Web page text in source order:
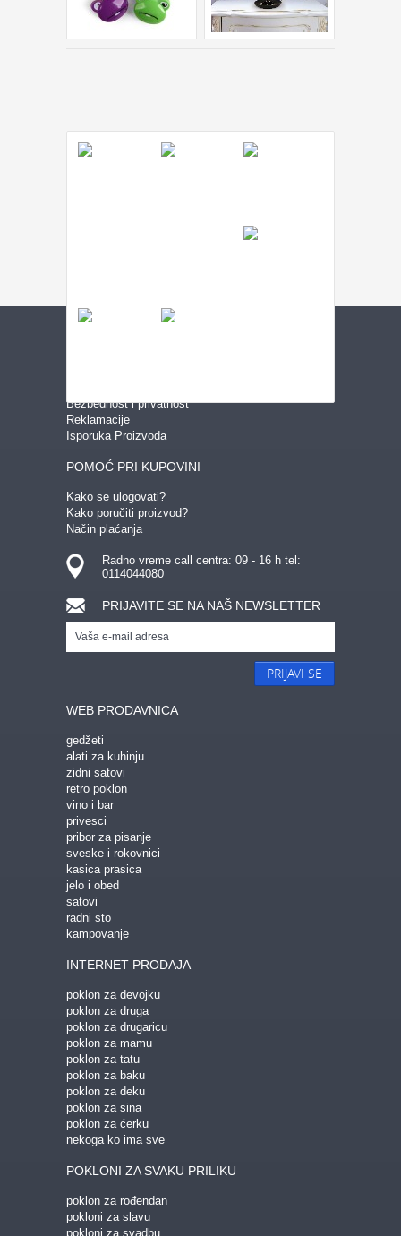
Bezbednost i privatnost
Reklamacije
Isporuka Proizvoda
POMOĆ PRI KUPOVINI
Kako se ulogovati?
Kako poručiti proizvod?
Način plaćanja
Radno vreme call centra: 09 - 16 h tel:
0114044080
PRIJAVITE SE NA NAŠ NEWSLETTER
PRIJAVI SE
WEB PRODAVNICA
gedžeti
alati za kuhinju
zidni satovi
retro poklon
vino i bar
privesci
pribor za pisanje
sveske i rokovnici
kasica prasica
jelo i obed
satovi
radni sto
kampovanje
INTERNET PRODAJA
poklon za devojku
poklon za druga
poklon za drugaricu
poklon za mamu
poklon za tatu
poklon za baku
poklon za deku
poklon za sina
poklon za ćerku
nekoga ko ima sve
POKLONI ZA SVAKU PRILIKU
poklon za rođendan
pokloni za slavu
pokloni za svadbu